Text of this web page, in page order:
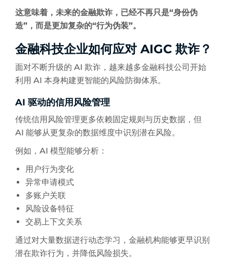
这意味着，未来的金融欺诈，已经不再只是“身份伪
造”，而是更加复杂的“行为伪装”。
金融科技企业如何应对 AIGC 欺诈？
面对不断升级的 AI 欺诈，越来越多金融科技公司开始
利用 AI 本身构建更智能的风险防御体系。
AI 驱动的信用风险管理
传统信用风险管理更多依赖固定规则与历史数据，但
AI 能够从更复杂的数据维度中识别潜在风险。
例如，AI 模型能够分析：
用户行为变化
异常申请模式
多账户关联
风险设备特征
交易上下文关系
通过对大量数据进行动态学习，金融机构能够更早识别
潜在欺诈行为，并降低风险损失。